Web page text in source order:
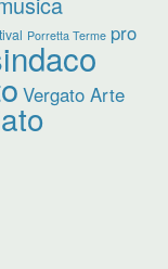
Porretta Terme pro
Vergato Arte